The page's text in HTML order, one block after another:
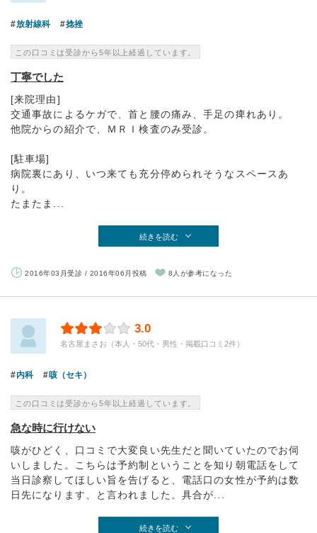
放射線科 捻挫
この口コミは受診から5年以上経過しています。
丁寧でした
[来院理由]
交通事故によるケガで、首と腰の痛み、手足の痺れあり。
他院からの紹介で、ＭＲＩ検査のみ受診。
[駐車場]
病院裏にあり、いつ来ても充分停められそうなスペースあ
り。
たまたま...
続きを読む
2016年03月受診 / 2016年06月投稿 8人が参考になった
3.0
名古屋まさお（本人・50代・男性・掲載口コミ2件）
内科 咳（セキ）
この口コミは受診から5年以上経過しています。
急な時に行けない
咳がひどく、口コミで大変良い先生だと聞いていたのでお伺
いしました。こちらは予約制ということを知り朝電話をして
当日診察してほしい旨を告げると、電話口の女性が予約は数
日先になります、と言われました。具合が...
続きを読む